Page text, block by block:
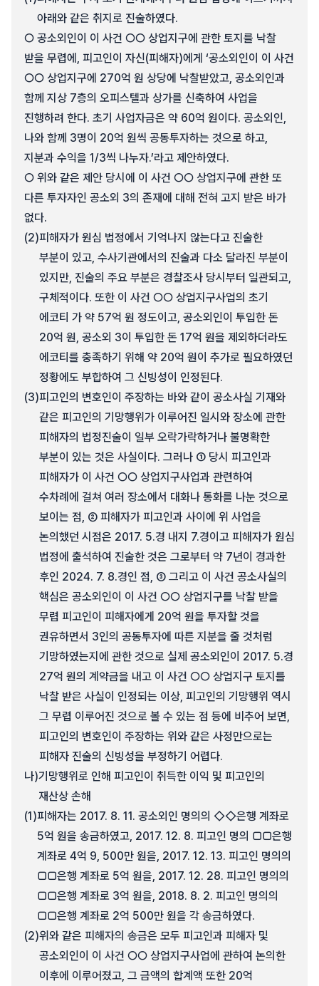
아래와 같은 취지로 진술하였다.
○ 공소외인이 이 사건 ○○ 상업지구에 관한 토지를 낙찰
받을 무렵에, 피고인이 자신(피해자)에게 ‘공소외인이 이 사건
○○ 상업지구에 270억 원 상당에 낙찰받았고, 공소외인과
함께 지상 7층의 오피스텔과 상가를 신축하여 사업을
진행하려 한다. 초기 사업자금은 약 60억 원이다. 공소외인,
나와 함께 3명이 20억 원씩 공동투자하는 것으로 하고,
지분과 수익을 1/3씩 나누자.’라고 제안하였다.
○ 위와 같은 제안 당시에 이 사건 ○○ 상업지구에 관한 또
다른 투자자인 공소외 3의 존재에 대해 전혀 고지 받은 바가
없다.
(2)피해자가 원심 법정에서 기억나지 않는다고 진술한
부분이 있고, 수사기관에서의 진술과 다소 달라진 부분이
있지만, 진술의 주요 부분은 경찰조사 당시부터 일관되고,
구체적이다. 또한 이 사건 ○○ 상업지구사업의 초기
에코티 가 약 57억 원 정도이고, 공소외인이 투입한 돈
20억 원, 공소외 3이 투입한 돈 17억 원을 제외하더라도
에코티를 충족하기 위해 약 20억 원이 추가로 필요하였던
정황에도 부합하여 그 신빙성이 인정된다.
(3)피고인의 변호인이 주장하는 바와 같이 공소사실 기재와
같은 피고인의 기망행위가 이루어진 일시와 장소에 관한
피해자의 법정진술이 일부 오락가락하거나 불명확한
부분이 있는 것은 사실이다. 그러나 ① 당시 피고인과
피해자가 이 사건 ○○ 상업지구사업과 관련하여
수차례에 걸쳐 여러 장소에서 대화나 통화를 나눈 것으로
보이는 점, ② 피해자가 피고인과 사이에 위 사업을
논의했던 시점은 2017. 5.경 내지 7.경이고 피해자가 원심
법정에 출석하여 진술한 것은 그로부터 약 7년이 경과한
후인 2024. 7. 8.경인 점, ③ 그리고 이 사건 공소사실의
핵심은 공소외인이 이 사건 ○○ 상업지구를 낙찰 받을
무렵 피고인이 피해자에게 20억 원을 투자할 것을
권유하면서 3인의 공동투자에 따른 지분을 줄 것처럼
기망하였는지에 관한 것으로 실제 공소외인이 2017. 5.경
27억 원의 계약금을 내고 이 사건 ○○ 상업지구 토지를
낙찰 받은 사실이 인정되는 이상, 피고인의 기망행위 역시
그 무렵 이루어진 것으로 볼 수 있는 점 등에 비추어 보면,
피고인의 변호인이 주장하는 위와 같은 사정만으로는
피해자 진술의 신빙성을 부정하기 어렵다.
나)기망행위로 인해 피고인이 취득한 이익 및 피고인의
재산상 손해
(1)피해자는 2017. 8. 11. 공소외인 명의의 ◇◇은행 계좌로
5억 원을 송금하였고, 2017. 12. 8. 피고인 명의 □□은행
계좌로 4억 9, 500만 원을, 2017. 12. 13. 피고인 명의의
□□은행 계좌로 5억 원을, 2017. 12. 28. 피고인 명의의
□□은행 계좌로 3억 원을, 2018. 8. 2. 피고인 명의의
□□은행 계좌로 2억 500만 원을 각 송금하였다.
(2)위와 같은 피해자의 송금은 모두 피고인과 피해자 및
공소외인이 이 사건 ○○ 상업지구사업에 관하여 논의한
이후에 이루어졌고, 그 금액의 합계액 또한 20억